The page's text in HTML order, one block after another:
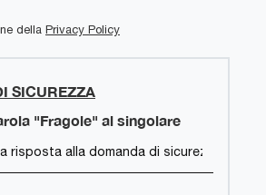
della Privacy Policy
SICUREZZA
"Fragole" al singolare